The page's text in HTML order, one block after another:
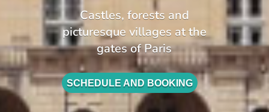
Castles, forests and
picturesque villages at the
gates of Paris
SCHEDULE AND BOOKING